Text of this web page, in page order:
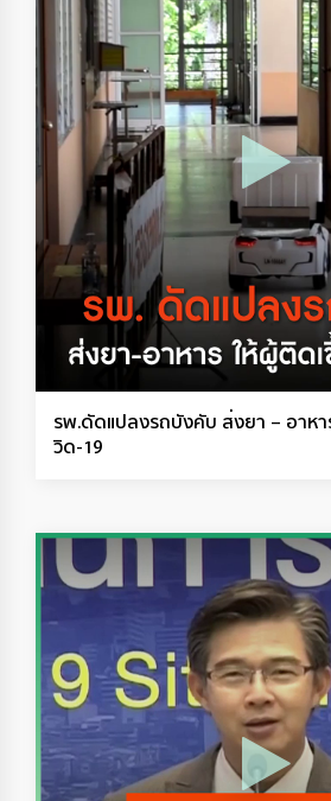
รพ.ดัดแปลงรถบังคับ ส่งยา – อาหา
วิด-19